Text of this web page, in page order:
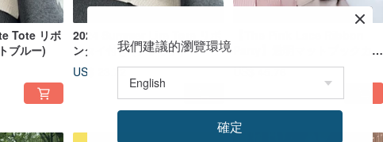
Tote リボ
ブルー)
2024 Summer Lite Tote リボ
ンタイ付き (ブラック)
US$ 23.72
Party】透明マットブックカバ
ー型iPad保護ケース
US$ 45.76
我們建議的瀏覽環境
確定